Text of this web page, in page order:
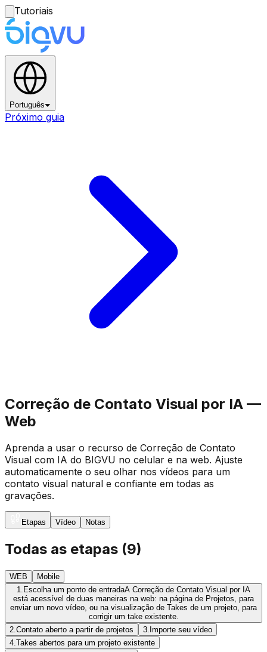
Tutoriais
Português
Próximo guia
Correção de Contato Visual por IA —
Web
Aprenda a usar o recurso de Correção de Contato
Visual com IA do BIGVU no celular e na web. Ajuste
automaticamente o seu olhar nos vídeos para um
contato visual natural e confiante em todas as
gravações.
Etapas Vídeo Notas
Todas as etapas (9)
WEB
Mobile
1. Escolha um ponto de entradaA Correção de Contato Visual por IA
está acessível de duas maneiras na web: na página de Projetos, para
enviar um novo vídeo, ou na visualização de Takes de um projeto, para
corrigir um take existente.
2. Contato aberto a partir de projetos 3. Importe seu vídeo
4. Takes abertos para um projeto existente